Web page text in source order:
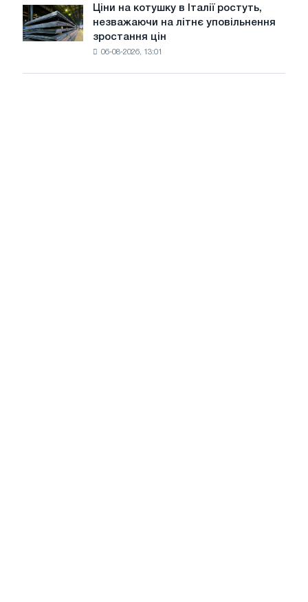
липні
з
максимуму
року
Ціни
на
котушку
Ціни на котушку в Італії ростуть,
незважаючи на літнє уповільнення
зростання цін
06-08-2026, 13:01